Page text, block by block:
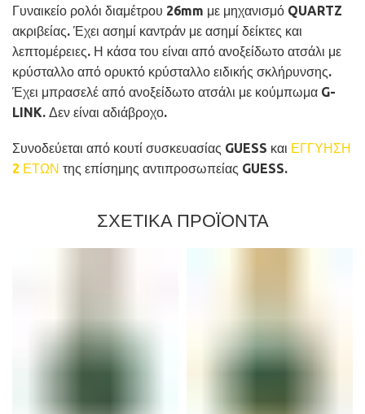
Γυναικείο ρολόι διαμέτρου 26mm με μηχανισμό QUARTZ
ακριβείας. Έχει ασημί καντράν με ασημί δείκτες και
λεπτομέρειες. Η κάσα του είναι από ανοξείδωτο ατσάλι με
κρύσταλλο από ορυκτό κρύσταλλο ειδικής σκλήρυνσης.
Έχει μπρασελέ από ανοξείδωτο ατσάλι με κούμπωμα G-
LINK. Δεν είναι αδιάβροχο.
Συνοδεύεται από κουτί συσκευασίας GUESS και ΕΓΓΥΗΣΗ
2 ΕΤΩΝ της επίσημης αντιπροσωπείας GUESS.
ΣΧΕΤΙΚΑ ΠΡΟΪΟΝΤΑ